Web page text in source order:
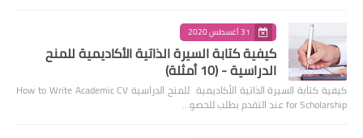
31 أغسطس 2020
كيفية كتابة السيرة الذاتية الأكاديمية للمنح
الدراسية - (10 أمثلة)
كيفية كتابة السيرة الذاتية الأكاديمية للمنح الدراسية How to Write Academic CV
for Scholarship عند التقدم بطلب للحصو…